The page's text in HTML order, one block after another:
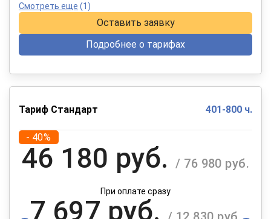
Смотреть еще (1)
Оставить заявку
Подробнее о тарифах
Тариф Стандарт 401-800 ч.
- 40%
46 180 руб. / 76 980 руб.
При оплате сразу
7 697 руб.